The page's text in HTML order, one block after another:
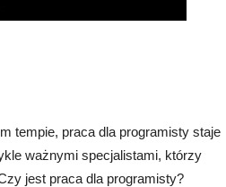
tempie, praca dla programisty staje
ważnymi specjalistami, którzy
jest praca dla programisty?